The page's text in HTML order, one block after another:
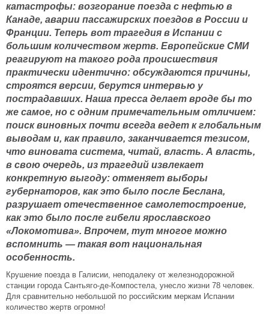
катастрофы: возгорание поезда с нефтью в
Канаде, аварии пассажирских поездов в России и
Франции. Теперь вот трагедия в Испании с
большим количеством жертв. Европейские СМИ
реагируют на такого рода происшествия
практически идентично: обсуждаются причины,
строятся версии, берутся интервью у
пострадавших. Наша пресса делает вроде бы то
же самое, но с одним примечательным отличием:
поиск виновных почти всегда ведет к глобальным
выводам и, как правило, заканчивается тезисом,
что виновата система, читай, власть. А власть,
в свою очередь, из трагедий извлекает
конкретную выгоду: отменяет выборы
губернаторов, как это было после Беслана,
разрушает отечественное самолетостроение,
как это было после гибели ярославского
«Локомотива». Впрочем, тут многое можно
вспомнить — такая вот национальная
особенность.
Крушение поезда в Галисии, неподалеку от железнодорожной
станции города Сантьяго-де-Компостела, унесло жизни 78 человек.
Для сравнительно небольшой по российским меркам Испании
количество жертв огромно!